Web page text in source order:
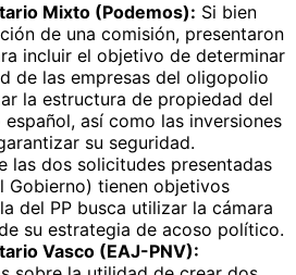
Mixto (Podemos): Si bien
de una comisión, presentaron
incluir el objetivo de determinar
de las empresas del oligopolio
la estructura de propiedad del
así como las inversiones
su seguridad.
las dos solicitudes presentadas
Gobierno) tienen objetivos
del PP busca utilizar la cámara
su estrategia de acoso político.
Vasco (EAJ-PNV):